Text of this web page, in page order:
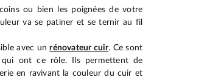
ou bien les poignées de votre
va se patiner et se ternir au fil
avec unrénovateur cuir. Ce sont
qui ont ce rôle. Ils permettent de
en ravivant la couleur du cuir et